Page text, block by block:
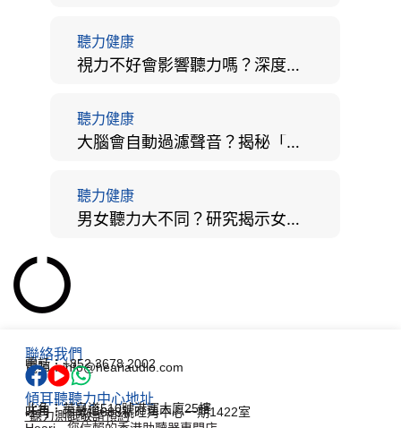
聽力健康
視力不好會影響聽力嗎？深度拆解大腦「眼耳並用」的科學秘密
聽力健康
大腦會自動過濾聲音？揭秘「聽覺注意」機制與聽力健康的深層關係
聽力健康
男女聽力大不同？研究揭示女性聽覺更靈敏！為何男性更易聽力損失？
聯絡我們
電話：+852 3678 2002
電郵：info@heariaudio.com
傾耳聽聽力中心地址
北角：英皇道510號港運大廈25樓
旺角：彌敦道688號旺角中心一期1422室
*聽力測試敬請預約